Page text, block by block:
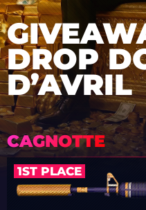
DROP
D’AVRIL
CAGNOTTE
1ST PLACE